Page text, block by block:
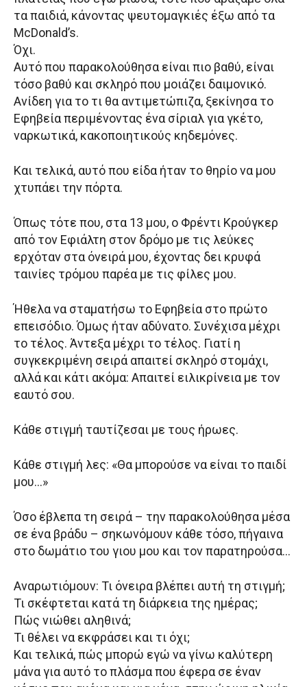
τα παιδιά, κάνοντας ψευτομαγκιές έξω από τα
McDonald’s.
Όχι.
Αυτό που παρακολούθησα είναι πιο βαθύ, είναι
τόσο βαθύ και σκληρό που μοιάζει δαιμονικό.
Ανίδεη για το τι θα αντιμετώπιζα, ξεκίνησα το
Εφηβεία περιμένοντας ένα σίριαλ για γκέτο,
ναρκωτικά, κακοποιητικούς κηδεμόνες.
Και τελικά, αυτό που είδα ήταν το θηρίο να μου
χτυπάει την πόρτα.
Όπως τότε που, στα 13 μου, ο Φρέντι Κρούγκερ
από τον Εφιάλτη στον δρόμο με τις λεύκες
ερχόταν στα όνειρά μου, έχοντας δει κρυφά
ταινίες τρόμου παρέα με τις φίλες μου.
Ήθελα να σταματήσω το Εφηβεία στο πρώτο
επεισόδιο. Όμως ήταν αδύνατο. Συνέχισα μέχρι
το τέλος. Άντεξα μέχρι το τέλος. Γιατί η
συγκεκριμένη σειρά απαιτεί σκληρό στομάχι,
αλλά και κάτι ακόμα: Απαιτεί ειλικρίνεια με τον
εαυτό σου.
Κάθε στιγμή ταυτίζεσαι με τους ήρωες.
Κάθε στιγμή λες: «Θα μπορούσε να είναι το παιδί
μου…»
Όσο έβλεπα τη σειρά – την παρακολούθησα μέσα
σε ένα βράδυ – σηκωνόμουν κάθε τόσο, πήγαινα
στο δωμάτιο του γιου μου και τον παρατηρούσα…
Αναρωτιόμουν: Τι όνειρα βλέπει αυτή τη στιγμή;
Τι σκέφτεται κατά τη διάρκεια της ημέρας;
Πώς νιώθει αληθινά;
Τι θέλει να εκφράσει και τι όχι;
Και τελικά, πώς μπορώ εγώ να γίνω καλύτερη
μάνα για αυτό το πλάσμα που έφερα σε έναν